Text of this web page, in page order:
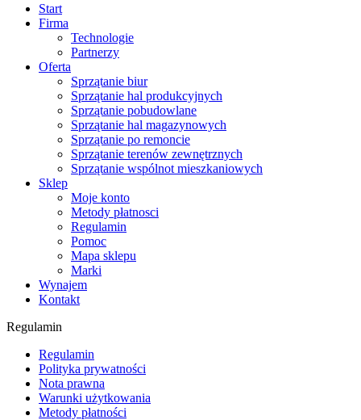
Start
Firma
Technologie
Partnerzy
Oferta
Sprzątanie biur
Sprzątanie hal produkcyjnych
Sprzątanie pobudowlane
Sprzątanie hal magazynowych
Sprzątanie po remoncie
Sprzątanie terenów zewnętrznych
Sprzątanie wspólnot mieszkaniowych
Sklep
Moje konto
Metody płatnosci
Regulamin
Pomoc
Mapa sklepu
Marki
Wynajem
Kontakt
Regulamin
Regulamin
Polityka prywatności
Nota prawna
Warunki użytkowania
Metody płatności